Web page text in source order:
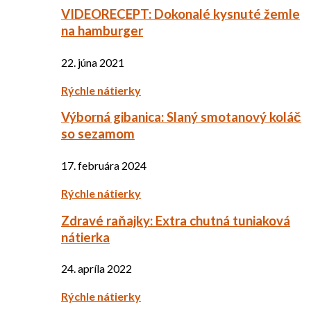
VIDEORECEPT: Dokonalé kysnuté žemle
na hamburger
22. júna 2021
Rýchle nátierky
Výborná gibanica: Slaný smotanový koláč
so sezamom
17. februára 2024
Rýchle nátierky
Zdravé raňajky: Extra chutná tuniaková
nátierka
24. apríla 2022
Rýchle nátierky